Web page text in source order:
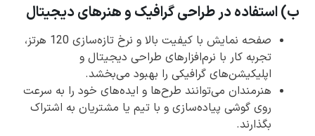
ب) استفاده در طراحی گرافیک و هنرهای دیجیتال
صفحه نمایش با کیفیت بالا و نرخ تازه‌سازی 120 هرتز،
تجربه کار با نرم‌افزارهای طراحی دیجیتال و
اپلیکیشن‌های گرافیکی را بهبود می‌بخشد.
هنرمندان می‌توانند طرح‌ها و ایده‌های خود را به سرعت
روی گوشی پیاده‌سازی و با تیم یا مشتریان به اشتراک
بگذارند.